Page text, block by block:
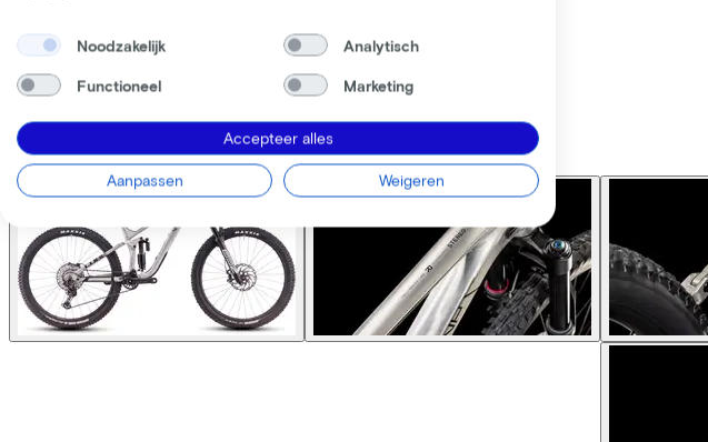
Noodzakelijk Analytisch
Functioneel Marketing
Accepteer alles
Aanpassen Weigeren